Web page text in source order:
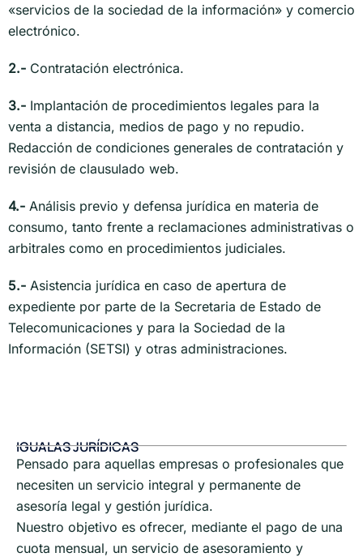
«servicios de la sociedad de la información» y comercio
electrónico.
2.- Contratación electrónica.
3.- Implantación de procedimientos legales para la
venta a distancia, medios de pago y no repudio.
Redacción de condiciones generales de contratación y
revisión de clausulado web.
4.- Análisis previo y defensa jurídica en materia de
consumo, tanto frente a reclamaciones administrativas o
arbitrales como en procedimientos judiciales.
5.- Asistencia jurídica en caso de apertura de
expediente por parte de la Secretaria de Estado de
Telecomunicaciones y para la Sociedad de la
Información (SETSI) y otras administraciones.
IGUALAS JURÍDICAS
Pensado para aquellas empresas o profesionales que
necesiten un servicio integral y permanente de
asesoría legal y gestión jurídica.
Nuestro objetivo es ofrecer, mediante el pago de una
cuota mensual, un servicio de asesoramiento y